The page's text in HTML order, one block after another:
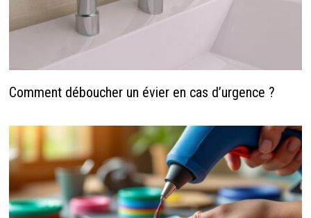
Comment déboucher un évier en cas d’urgence ?